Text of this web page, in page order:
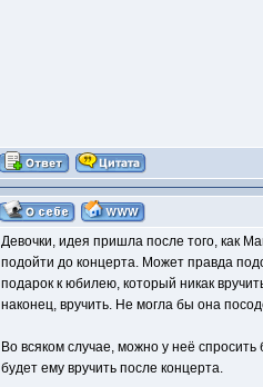
Девочки, идея пришла после того, как
подойти до концерта. Может правда
подарок к юбилею, который никак
наконец, вручить. Не могла бы она
Во всяком случае, можно у неё
будет ему вручить после концерта.